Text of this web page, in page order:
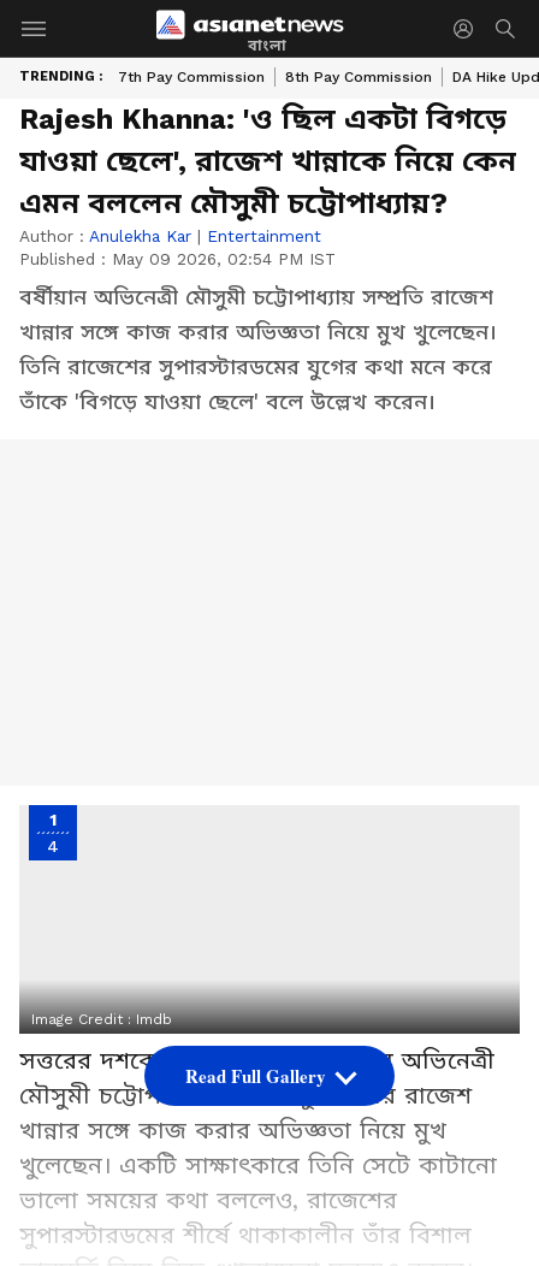
বাংলা
TRENDING : 7th Pay Commission 8th Pay Commission DA Hike
Rajesh Khanna: 'ও ছিল একটা বিগড়ে
যাওয়া ছেলে', রাজেশ খান্নাকে নিয়ে কেন
এমন বললেন মৌসুমী চট্টোপাধ্যায়?
Author : Anulekha Kar | Entertainment
Published : May 09 2026, 02:54 PM IST
বর্ষীয়ান অভিনেত্রী মৌসুমী চট্টোপাধ্যায় সম্প্রতি রাজেশ
খান্নার সঙ্গে কাজ করার অভিজ্ঞতা নিয়ে মুখ খুলেছেন।
তিনি রাজেশের সুপারস্টারডমের যুগের কথা মনে করে
তাঁকে 'বিগড়ে যাওয়া ছেলে' বলে উল্লেখ করেন।
1
4
Image Credit :Imdb
সত্তরের দশকে হিন্দি সিনেমার জনপ্রিয় অভিনেত্রী
মৌসুমী চট্টোপাধ্যায় সম্প্রতি সুপারস্টার রাজেশ
খান্নার সঙ্গে কাজ করার অভিজ্ঞতা নিয়ে মুখ
খুলেছেন। একটি সাক্ষাৎকারে তিনি সেটে কাটানো
ভালো সময়ের কথা বললেও, রাজেশের
সুপারস্টারডমের শীর্ষে থাকাকালীন তাঁর বিশাল
Read Full Gallery